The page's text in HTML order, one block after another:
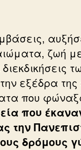
ζωή
εξέδρα
που
που
την
δρόμους